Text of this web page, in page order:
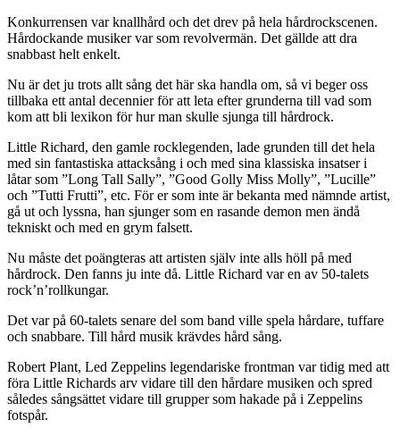
Konkurrensen var knallhård och det drev på hela hårdrockscenen.
Hårdockande musiker var som revolvermän. Det gällde att dra
snabbast helt enkelt.
Nu är det ju trots allt sång det här ska handla om, så vi beger oss
tillbaka ett antal decennier för att leta efter grunderna till vad som
kom att bli lexikon för hur man skulle sjunga till hårdrock.
Little Richard, den gamle rocklegenden, lade grunden till det hela
med sin fantastiska attacksång i och med sina klassiska insatser i
låtar som ”Long Tall Sally”, ”Good Golly Miss Molly”, ”Lucille”
och ”Tutti Frutti”, etc. För er som inte är bekanta med nämnde artist,
gå ut och lyssna, han sjunger som en rasande demon men ändå
tekniskt och med en grym falsett.
Nu måste det poängteras att artisten själv inte alls höll på med
hårdrock. Den fanns ju inte då. Little Richard var en av 50-talets
rock’n’rollkungar.
Det var på 60-talets senare del som band ville spela hårdare, tuffare
och snabbare. Till hård musik krävdes hård sång.
Robert Plant, Led Zeppelins legendariske frontman var tidig med att
föra Little Richards arv vidare till den hårdare musiken och spred
således sångsättet vidare till grupper som hakade på i Zeppelins
fotspår.